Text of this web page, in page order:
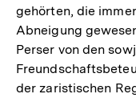
gehörten, die
Abneigung
Perser von den
der zaristischen